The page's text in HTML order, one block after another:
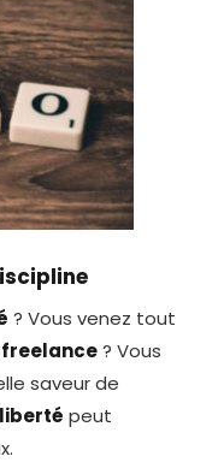
? Vous venez tout
freelance? Vous
saveur de
liberté peut